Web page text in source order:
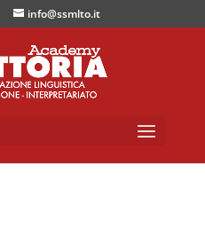
info@ssmlto.it